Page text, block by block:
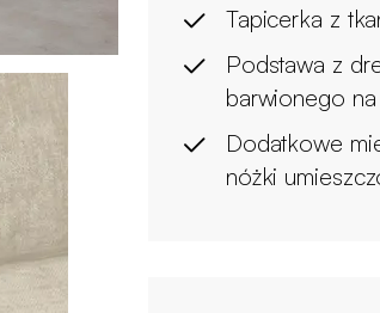
Tapicerka z
Podstawa z
barwionego
Dodatkowe
nóżki